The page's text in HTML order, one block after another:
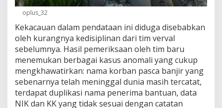
oplus_32
Kekacauan dalam pendataan ini diduga disebabkan
oleh kurangnya kedisiplinan dari tim verval
sebelumnya. Hasil pemeriksaan oleh tim baru
menemukan berbagai kasus anomali yang cukup
mengkhawatirkan: nama korban pasca banjir yang
sebenarnya telah meninggal dunia masih tercatat,
terdapat duplikasi nama penerima bantuan, data
NIK dan KK yang tidak sesuai dengan catatan